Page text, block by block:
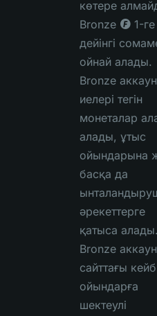
көтере
Bronze ◎ 1-ге
дейінгі
ойнай алады.
Bronze
иелері тегін
монеталар
алады, ұтыс
ойындарына
басқа да
әрекеттерге
қатыса
Bronze
сайттағы
ойындарға
шектеулі